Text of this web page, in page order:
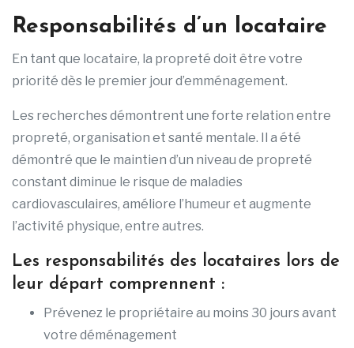
Responsabilités d’un locataire
En tant que locataire, la propreté doit être votre
priorité dès le premier jour d’emménagement.
Les recherches démontrent une forte relation entre
propreté, organisation et santé mentale. Il a été
démontré que le maintien d’un niveau de propreté
constant diminue le risque de maladies
cardiovasculaires, améliore l’humeur et augmente
l’activité physique, entre autres.
Les responsabilités des locataires lors de
leur départ comprennent :
Prévenez le propriétaire au moins 30 jours avant
votre déménagement